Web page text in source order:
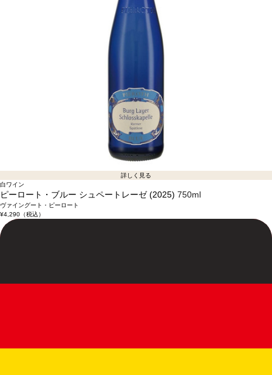
詳しく見る
白ワイン
ピーロート・ブルー シュペートレーゼ (2025) 750ml
ヴァイングート・ピーロート
¥4,290（税込）